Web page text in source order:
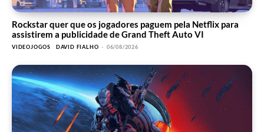
Rockstar quer que os jogadores paguem pela Netflix para
assistirem a publicidade de Grand Theft Auto VI
VIDEOJOGOS DAVID FIALHO - 06/08/2026